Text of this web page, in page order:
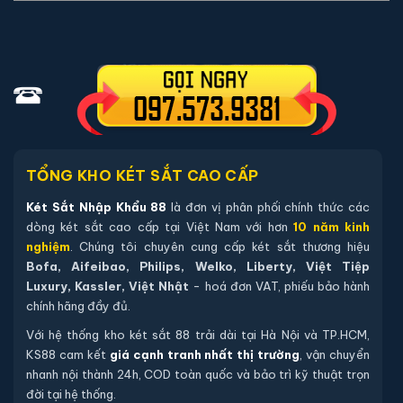
Sách hướng dẫn sử dụng tiếng Việt.
Phiếu bảo hành chính hãng (kích hoạt online qua mã sản
Hướng dẫn mua Két sắt Aifeibao HK-A1D-
60-HM vân tay chính hãng
Mua hàng tại két sắt nhập khẩu 88 bạn có thể
chon lựa những cách sau:
Cách 1: Bạn chọn sản phẩm và ấn vào mua hàng hệ
thống sẽ chuyển đến trang checkout. Ở trang check
out bạn kiểm tra lại thông tin sản phẩm 1 lần nữa. Nếu
những thông tin đã chính xác bạn tiếp tục ấn thanh
toán bạn cần để lại những thông tin cần thiết ở màn
TỔNG KHO KÉT SẮT CAO CẤP
Két Sắt Nhập Khẩu 88 là đơn vị phân phối chính thức các
dòng két sắt cao cấp tại Việt Nam với hơn10 năm kinh
nghiệm . Chúng tôi chuyên cung cấp két sắt thương hiệu
Bofa, Aifeibao, Philips, Welko, Liberty, Việt Tiệp
Luxury, Kassler, Việt Nhật - hoá đơn VAT, phiếu bảo hành
chính hãng đầy đủ.
Với hệ thống kho két sắt 88 trải dài tại Hà Nội và TP.HCM,
KS88 cam kết giá cạnh tranh nhất thị trường , vận chuyển
nhanh nội thành 24h, COD toàn quốc và bảo trì kỹ thuật trọn
đời tại hệ thống.